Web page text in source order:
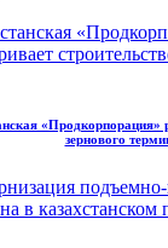
«Продкорпорация»
зернового